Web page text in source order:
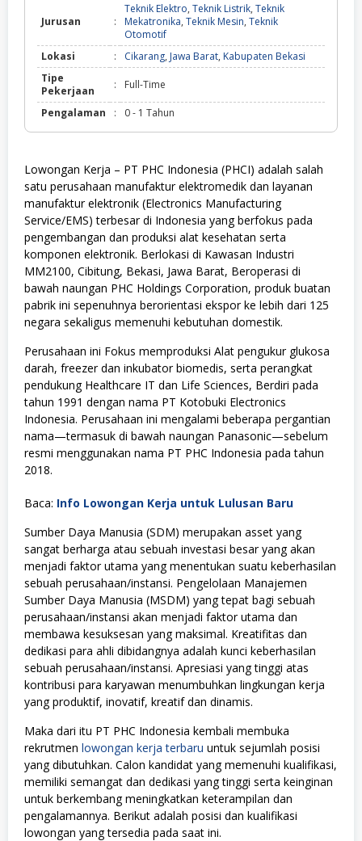
Jurusan :
Teknik Elektro, Teknik Listrik, Teknik
Mekatronika, Teknik Mesin, Teknik
Otomotif
Lokasi
: Cikarang, Jawa Barat, Kabupaten Bekasi
Tipe
Pekerjaan
: Full-Time
Pengalaman : 0 - 1 Tahun
Lowongan Kerja – PT PHC Indonesia (PHCI) adalah salah
satu perusahaan manufaktur elektromedik dan layanan
manufaktur elektronik (Electronics Manufacturing
Service/EMS) terbesar di Indonesia yang berfokus pada
pengembangan dan produksi alat kesehatan serta
komponen elektronik. Berlokasi di Kawasan Industri
MM2100, Cibitung, Bekasi, Jawa Barat, Beroperasi di
bawah naungan PHC Holdings Corporation, produk buatan
pabrik ini sepenuhnya berorientasi ekspor ke lebih dari 125
negara sekaligus memenuhi kebutuhan domestik.
Perusahaan ini Fokus memproduksi Alat pengukur glukosa
darah, freezer dan inkubator biomedis, serta perangkat
pendukung Healthcare IT dan Life Sciences, Berdiri pada
tahun 1991 dengan nama PT Kotobuki Electronics
Indonesia. Perusahaan ini mengalami beberapa pergantian
nama—termasuk di bawah naungan Panasonic—sebelum
resmi menggunakan nama PT PHC Indonesia pada tahun
2018.
Baca: Info Lowongan Kerja untuk Lulusan Baru
Sumber Daya Manusia (SDM) merupakan asset yang
sangat berharga atau sebuah investasi besar yang akan
menjadi faktor utama yang menentukan suatu keberhasilan
sebuah perusahaan/instansi. Pengelolaan Manajemen
Sumber Daya Manusia (MSDM) yang tepat bagi sebuah
perusahaan/instansi akan menjadi faktor utama dan
membawa kesuksesan yang maksimal. Kreatifitas dan
dedikasi para ahli dibidangnya adalah kunci keberhasilan
sebuah perusahaan/instansi. Apresiasi yang tinggi atas
kontribusi para karyawan menumbuhkan lingkungan kerja
yang produktif, inovatif, kreatif dan dinamis.
Maka dari itu PT PHC Indonesia kembali membuka
rekrutmen lowongan kerja terbaru untuk sejumlah posisi
yang dibutuhkan. Calon kandidat yang memenuhi kualifikasi,
memiliki semangat dan dedikasi yang tinggi serta keinginan
untuk berkembang meningkatkan keterampilan dan
pengalamannya. Berikut adalah posisi dan kualifikasi
lowongan yang tersedia pada saat ini.